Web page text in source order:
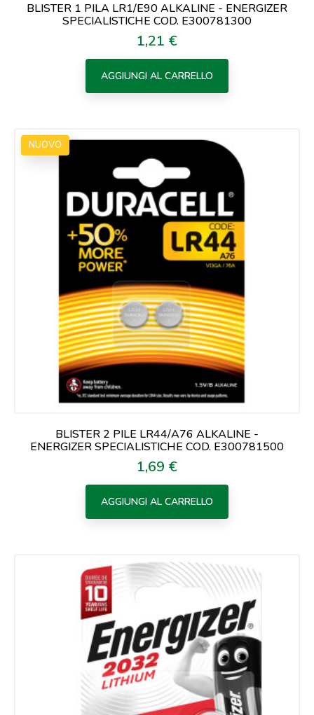
BLISTER 1 PILA LR1/E90 ALKALINE - ENERGIZER
SPECIALISTICHE COD. E300781300
Prezzo
1,21 €
AGGIUNGI AL CARRELLO
BLISTER 2 PILE LR44/A76 ALKALINE -
ENERGIZER SPECIALISTICHE COD. E300781500
Prezzo
1,69 €
AGGIUNGI AL CARRELLO
NUOVO